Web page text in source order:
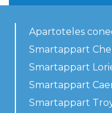
Apartoteles
Smartappart
Smartappart
Smartappart
Smartappart